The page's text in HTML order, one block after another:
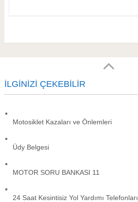
İLGINIZI ÇEKEBILIR
Motosiklet Kazaları ve Önlemleri
Üdy Belgesi
MOTOR SORU BANKASI 11
24 Saat Kesintisiz Yol Yardımı Telefonları